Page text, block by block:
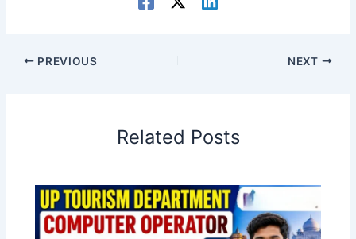
PREVIOUS NEXT
Related Posts